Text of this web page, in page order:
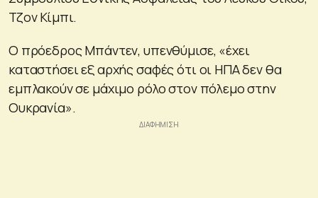
Τζον Κίμπι.
Ο πρόεδρος Μπάντεν, υπενθύμισε, «έχει
καταστήσει εξ αρχής σαφές ότι οι ΗΠΑ δεν θα
εμπλακούν σε μάχιμο ρόλο στον πόλεμο στην
Ουκρανία».